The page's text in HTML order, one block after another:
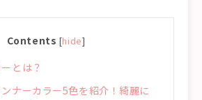
Contents [hide]
とは？
ナーカラー5色を紹介！綺麗に